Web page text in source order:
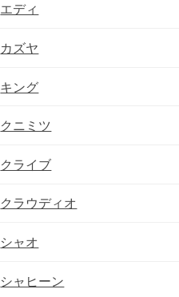
エディ
カズヤ
キング
クニミツ
クライブ
クラウディオ
シャオ
シャヒーン